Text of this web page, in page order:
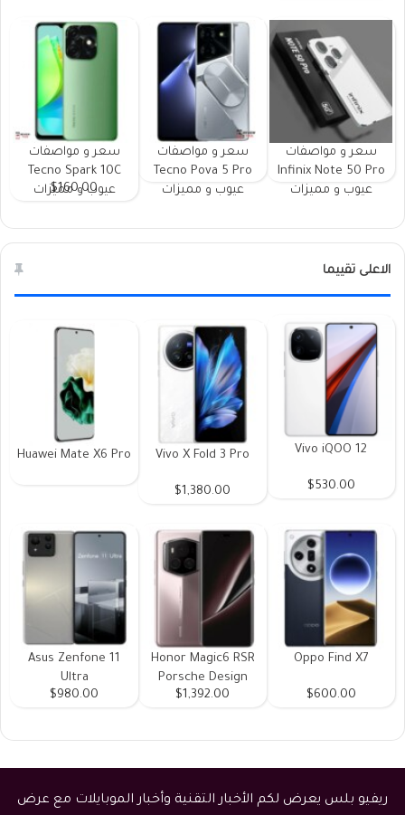
سعر و مواصفات
Infinix Note 50 Pro
عيوب و مميزات
سعر و مواصفات
Tecno Pova 5 Pro
عيوب و مميزات
سعر و مواصفات
Tecno Spark 10C
عيوب و مميزات
$160.00
الاعلى تقييما
Vivo iQOO 12
$530.00
Vivo X Fold 3 Pro
$1,380.00
Huawei Mate X6 Pro
Oppo Find X7
$600.00
Honor Magic6 RSR
Porsche Design
$1,392.00
Asus Zenfone 11
Ultra
$980.00
ريفيو بلس يعرض لكم الأخبار التقنية وأخبار الموبايلات مع عرض